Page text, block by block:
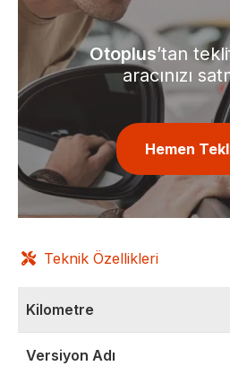
Otoplus’tan
aracınızı
Hemen
Teknik Özellikleri
Kilometre
Versiyon Adı